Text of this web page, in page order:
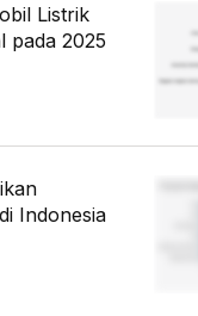
Listrik
pada 2025
Indonesia